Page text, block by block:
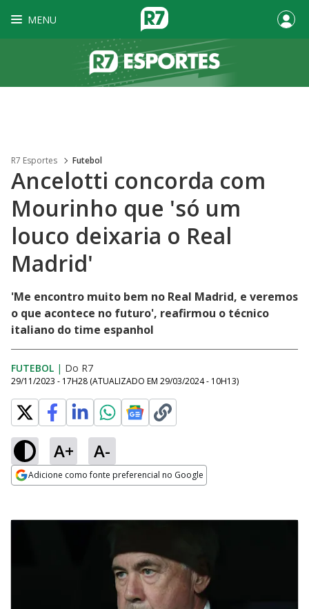
MENU
R7 Esportes Futebol
Ancelotti concorda com
Mourinho que 'só um
louco deixaria o Real
Madrid'
'Me encontro muito bem no Real Madrid, e veremos
o que acontece no futuro', reafirmou o técnico
italiano do time espanhol
FUTEBOL | Do R7
29/11/2023 - 17H28 (ATUALIZADO EM 29/03/2024 - 10H13)
A+ A-
Adicione como fonte preferencial no Google